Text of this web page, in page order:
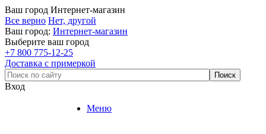
Ваш город Интернет-магазин
Все верно Нет, другой
Ваш город: Интернет-магазин
Выберите ваш город
+7 800 775-12-25
Доставка с примеркой
Вход
Меню